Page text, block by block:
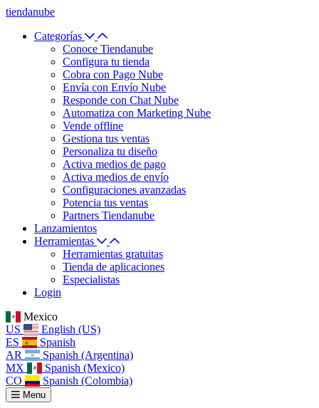
tiendanube
Categorías
Conoce Tiendanube
Configura tu tienda
Cobra con Pago Nube
Envía con Envío Nube
Responde con Chat Nube
Automatiza con Marketing Nube
Vende offline
Gestiona tus ventas
Personaliza tu diseño
Activa medios de pago
Activa medios de envío
Configuraciones avanzadas
Potencia tus ventas
Partners Tiendanube
Lanzamientos
Herramientas
Herramientas gratuitas
Tienda de aplicaciones
Especialistas
Login
Mexico
US
English (US)
ES
Spanish
AR
Spanish (Argentina)
MX
Spanish (Mexico)
CO
Spanish (Colombia)
Menu